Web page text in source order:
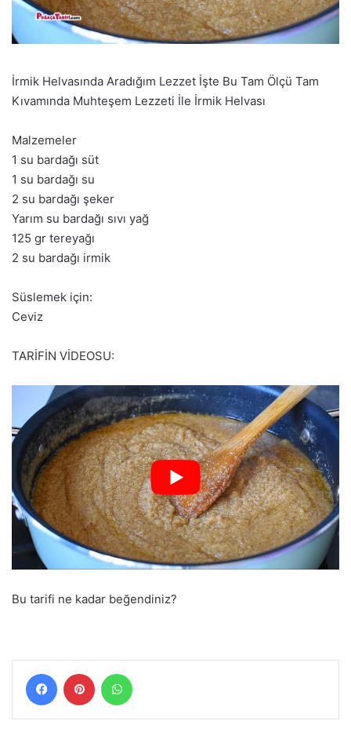
İrmik Helvasında Aradığım Lezzet İşte Bu Tam Ölçü Tam
Kıvamında Muhteşem Lezzeti İle İrmik Helvası
Malzemeler
1 su bardağı süt
1 su bardağı su
2 su bardağı şeker
Yarım su bardağı sıvı yağ
125 gr tereyağı
2 su bardağı irmik
Süslemek için:
Ceviz
TARİFİN VİDEOSU:
Bu tarifi ne kadar beğendiniz?
FacebookPinterest